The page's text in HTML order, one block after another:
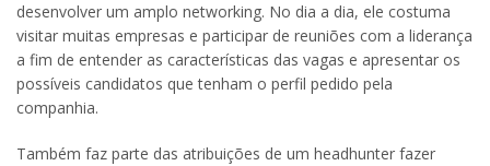
desenvolver um amplo networking. No dia a dia, ele costuma
visitar muitas empresas e participar de reuniões com a liderança
a fim de entender as características das vagas e apresentar os
possíveis candidatos que tenham o perfil pedido pela
companhia.
Também faz parte das atribuições de um headhunter fazer